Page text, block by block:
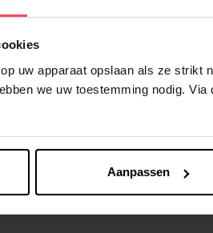
uw apparaat opslaan als ze strikt
we uw toestemming nodig.
Aanpassen
Nog iets